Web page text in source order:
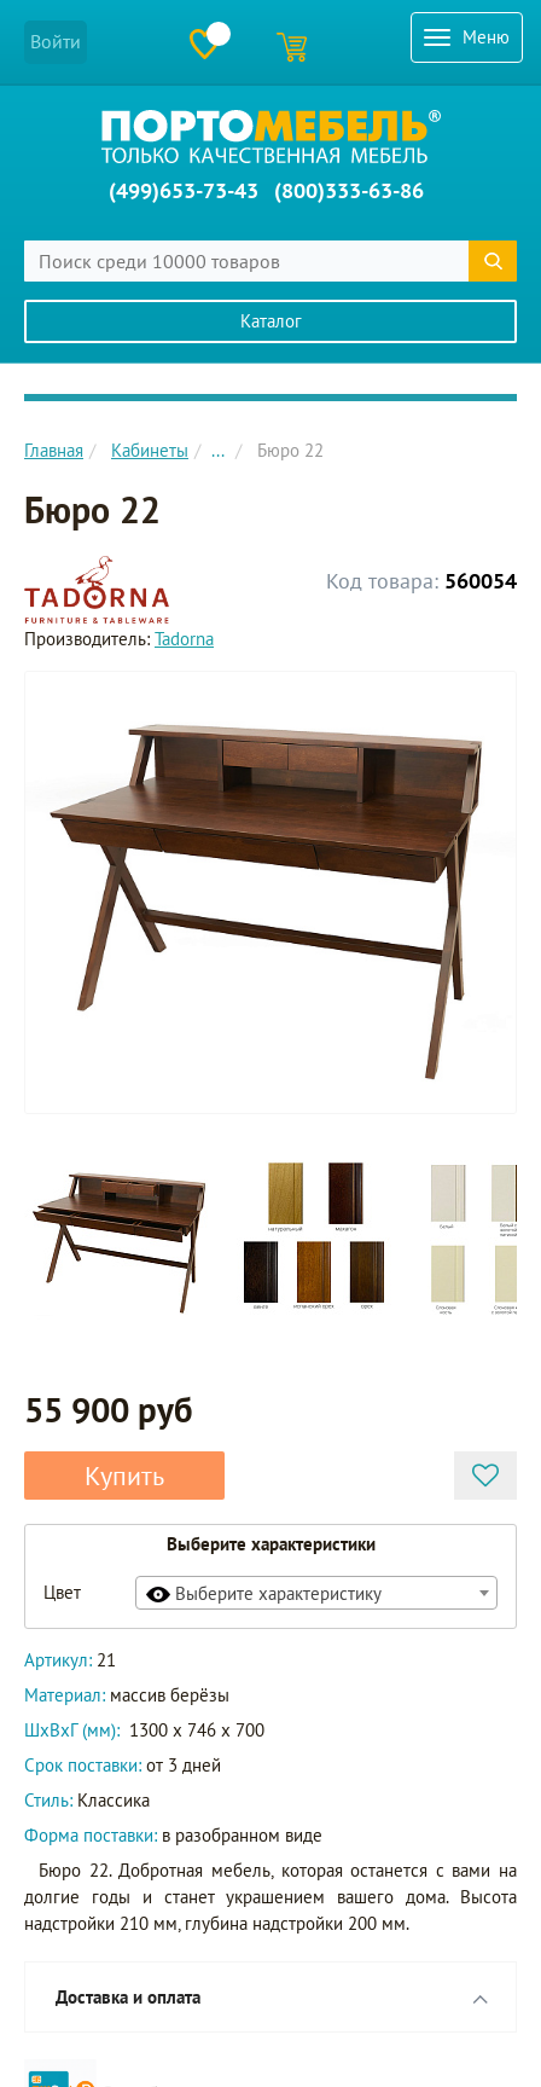
Меню
Войти
(499)653-73-43 (800)333-63-86
Каталог
Главное меню сайта
Главная Кабинеты ... Бюро 22
Бюро 22
Код товара: 560054
Производитель: Tadorna
55 900 руб
Купить
Выберите характеристики
Цвет Выберите характеристику
Артикул: 21
Материал: массив берёзы
ШxВxГ (мм): 1300 x 746 x 700
Срок поставки: от 3 дней
Стиль: Классика
Форма поставки: в разобранном виде
Бюро 22. Добротная мебель, которая останется с вами на
долгие годы и станет украшением вашего дома. Высота
надстройки 210 мм, глубина надстройки 200 мм.
Доставка и оплата